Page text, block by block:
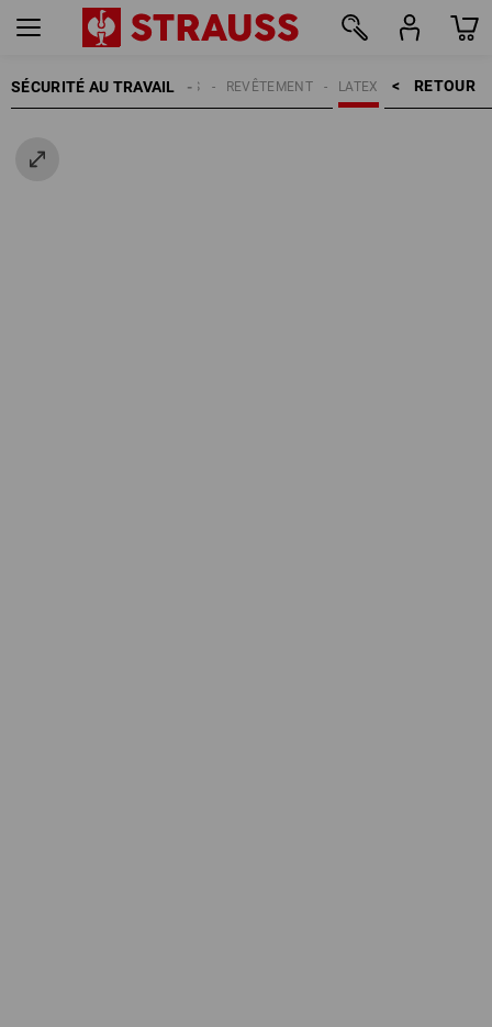
SÉCURITÉ AU TRAVAIL RETOUR    >
LATEX
REVÊTEMENT
GANTS